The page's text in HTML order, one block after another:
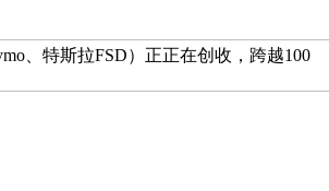
、特斯拉FSD）正正在创收，跨越100